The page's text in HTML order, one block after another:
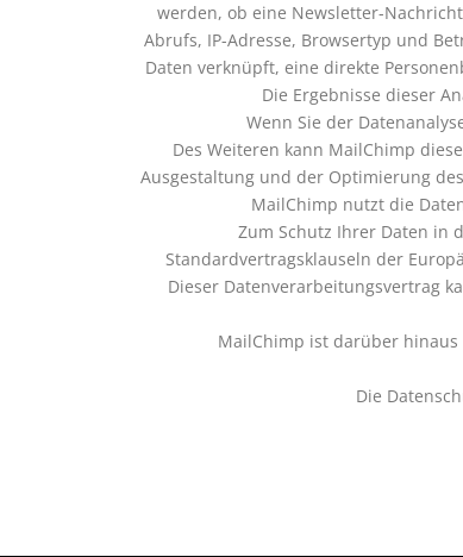
werden, ob eine Newsletter-
Abrufs, IP-Adresse, Browsertyp und
Daten verknüpft, eine direkte
Die Ergebnisse dieser
Wenn Sie der
Des Weiteren kann MailChimp
Ausgestaltung und der Optimierung
MailChimp nutzt die
Zum Schutz Ihrer Daten in
Standardvertragsklauseln der
Dieser Datenverarbeitungsvertrag
MailChimp ist darüber hinaus
Die